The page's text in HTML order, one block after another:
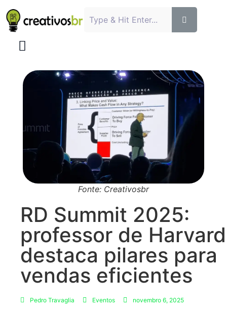
Fonte: Creativosbr
RD Summit 2025:
professor de Harvard
destaca pilares para
vendas eficientes
Pedro Travaglia Eventos novembro 6, 2025